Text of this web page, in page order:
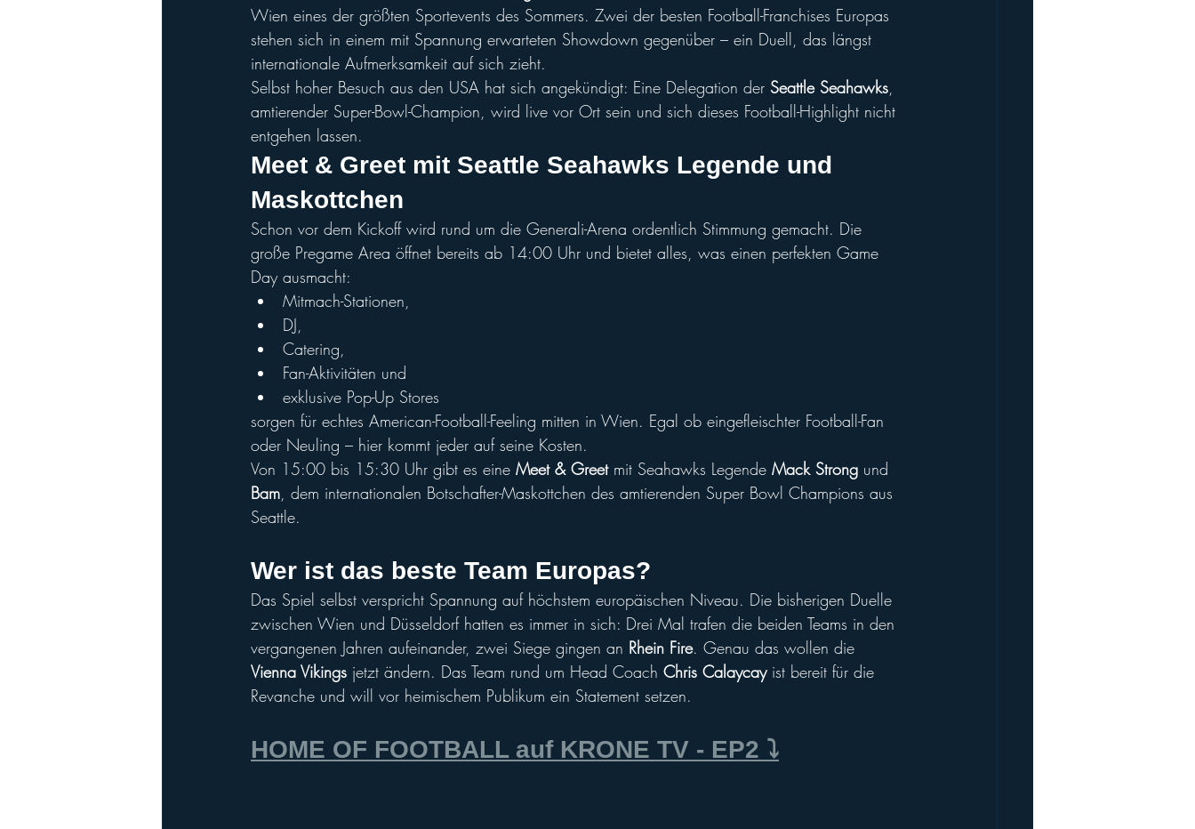
Wien eines der größten Sportevents des Sommers. Zwei der besten Football-Franchises Europas
stehen sich in einem mit Spannung erwarteten Showdown gegenüber – ein Duell, das längst
internationale Aufmerksamkeit auf sich zieht.
Selbst hoher Besuch aus den USA hat sich angekündigt: Eine Delegation der Seattle Seahawks,
amtierender Super-Bowl-Champion, wird live vor Ort sein und sich dieses Football-Highlight nicht
entgehen lassen.
Meet & Greet mit Seattle Seahawks Legende und
Maskottchen
Schon vor dem Kickoff wird rund um die Generali-Arena ordentlich Stimmung gemacht. Die
große Pregame Area öffnet bereits ab 14:00 Uhr und bietet alles, was einen perfekten Game
Day ausmacht:
Mitmach-Stationen,
DJ,
Catering,
Fan-Aktivitäten und
exklusive Pop-Up Stores
sorgen für echtes American-Football-Feeling mitten in Wien. Egal ob eingefleischter Football-Fan
oder Neuling – hier kommt jeder auf seine Kosten.
Von 15:00 bis 15:30 Uhr gibt es eine Meet & Greet mit Seahawks Legende Mack Strong und
Bam, dem internationalen Botschafter-Maskottchen des amtierenden Super Bowl Champions aus
Seattle.
Wer ist das beste Team Europas?
Das Spiel selbst verspricht Spannung auf höchstem europäischen Niveau. Die bisherigen Duelle
zwischen Wien und Düsseldorf hatten es immer in sich: Drei Mal trafen die beiden Teams in den
vergangenen Jahren aufeinander, zwei Siege gingen an Rhein Fire. Genau das wollen die
Vienna Vikings jetzt ändern. Das Team rund um Head Coach Chris Calaycay ist bereit für die
Revanche und will vor heimischem Publikum ein Statement setzen.
HOME OF FOOTBALL auf KRONE TV - EP2 ⤵️